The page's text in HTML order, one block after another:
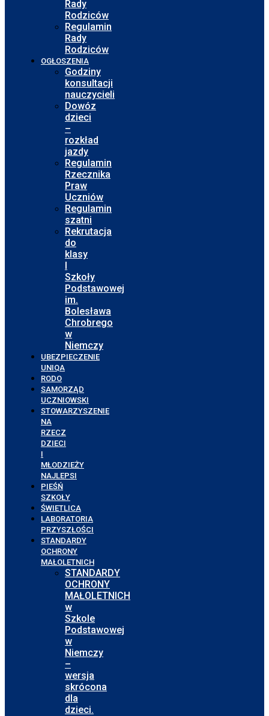
Rady
Rodziców
Regulamin
Rady
Rodziców
OGŁOSZENIA
Godziny
konsultacji
nauczycieli
Dowóz
dzieci
–
rozkład
jazdy
Regulamin
Rzecznika
Praw
Uczniów
Regulamin
szatni
Rekrutacja
do
klasy
I
Szkoły
Podstawowej
im.
Bolesława
Chrobrego
w
Niemczy
UBEZPIECZENIE
UNIQA
RODO
SAMORZĄD
UCZNIOWSKI
STOWARZYSZENIE
NA
RZECZ
DZIECI
I
MŁODZIEŻY
NAJLEPSI
PIEŚŃ
SZKOŁY
ŚWIETLICA
LABORATORIA
PRZYSZŁOŚCI
STANDARDY
OCHRONY
MAŁOLETNICH
STANDARDY
OCHRONY
MAŁOLETNICH
w
Szkole
Podstawowej
w
Niemczy
–
wersja
skrócona
dla
dzieci.